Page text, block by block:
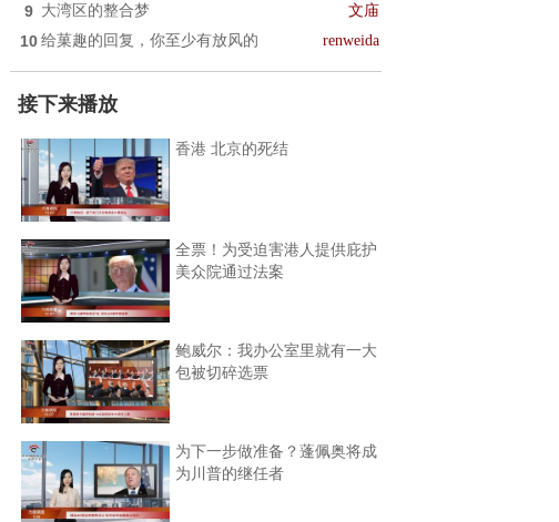
9 大湾区的整合梦 文庙
10 给菓趣的回复，你至少有放风的 renweida
接下来播放
香港 北京的死结
全票！为受迫害港人提供庇护
美众院通过法案
鲍威尔：我办公室里就有一大
包被切碎选票
为下一步做准备？蓬佩奥将成
为川普的继任者